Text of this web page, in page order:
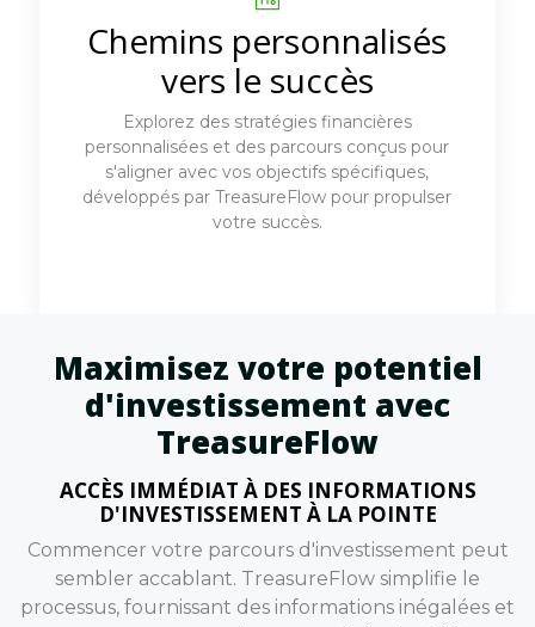
Chemins personnalisés
vers le succès
Explorez des stratégies financières
personnalisées et des parcours conçus pour
s'aligner avec vos objectifs spécifiques,
développés par TreasureFlow pour propulser
votre succès.
Maximisez votre potentiel
d'investissement avec
TreasureFlow
ACCÈS IMMÉDIAT À DES INFORMATIONS
D'INVESTISSEMENT À LA POINTE
Commencer votre parcours d'investissement peut
sembler accablant. TreasureFlow simplifie le
processus, fournissant des informations inégalées et